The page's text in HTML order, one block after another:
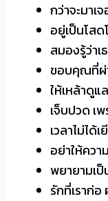
กว่าจะมาเ
อยู่เป็นโส
สมองรู้ว่าเ
ขอบคุณที่ผ่า
ให้เหล้าดูแ
เจ็บปวด เพ
เวลาไม่ไ
อย่าให้ควา
พยายามเ
รักที่เราก่อ